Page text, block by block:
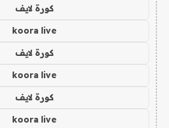
كورة لايف
koora live
كورة لايف
koora live
كورة لايف
koora live